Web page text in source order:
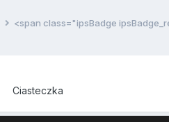
<span class="ipsBadge
Ciasteczka